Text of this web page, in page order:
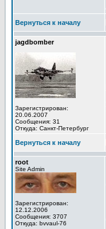
Вернуться к началу
jagdbomber
Зарегистрирован:
20.06.2007
Сообщения: 31
Откуда: Санкт-Петербург
Вернуться к началу
root
Site Admin
Зарегистрирован:
12.12.2006
Сообщения: 3707
Откуда: bvvaul-76